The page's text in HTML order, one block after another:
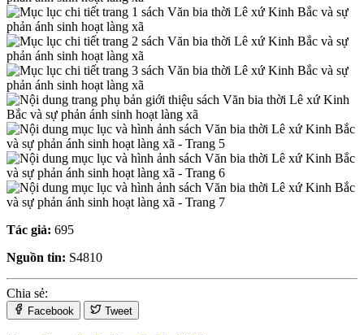
Tác giả: 695
Nguồn tin: S4810
Chia sẻ:
Facebook Tweet